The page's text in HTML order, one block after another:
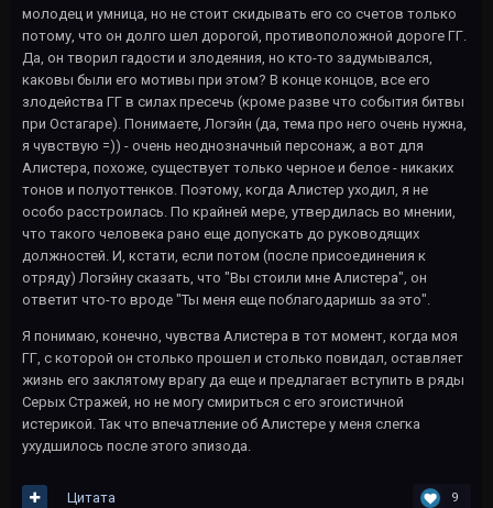
молодец и умница, но не стоит скидывать его со счетов только
потому, что он долго шел дорогой, противоположной дороге ГГ.
Да, он творил гадости и злодеяния, но кто-то задумывался,
каковы были его мотивы при этом? В конце концов, все его
злодейства ГГ в силах пресечь (кроме разве что события битвы
при Остагаре). Понимаете, Логэйн (да, тема про него очень нужна,
я чувствую =)) - очень неоднозначный персонаж, а вот для
Алистера, похоже, существует только черное и белое - никаких
тонов и полуоттенков. Поэтому, когда Алистер уходил, я не
особо расстроилась. По крайней мере, утвердилась во мнении,
что такого человека рано еще допускать до руководящих
должностей. И, кстати, если потом (после присоединения к
отряду) Логэйну сказать, что "Вы стоили мне Алистера", он
ответит что-то вроде "Ты меня еще поблагодаришь за это".
Я понимаю, конечно, чувства Алистера в тот момент, когда моя
ГГ, с которой он столько прошел и столько повидал, оставляет
жизнь его заклятому врагу да еще и предлагает вступить в ряды
Серых Стражей, но не могу смириться с его эгоистичной
истерикой. Так что впечатление об Алистере у меня слегка
ухудшилось после этого эпизода.
9
Цитата